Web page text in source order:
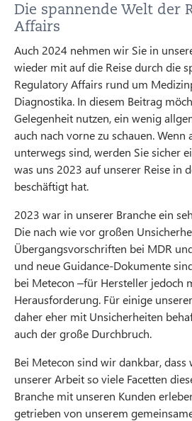
Die spannende Welt der
Affairs
Auch 2024 nehmen wir Sie in
wieder mit auf die Reise durch die
Regulatory Affairs rund um
Diagnostika. In diesem Beitrag
Gelegenheit nutzen, ein wenig
auch nach vorne zu schauen. Wenn
unterwegs sind, werden Sie sicher
was uns 2023 auf unserer Reise in
beschäftigt hat.
2023 war in unserer Branche ein
Die nach wie vor großen
Übergangsvorschriften bei MDR
und neue Guidance-Dokumente
bei Metecon –für Hersteller jedoch
Herausforderung. Für einige
daher eher mit Unsicherheiten
auch der große Durchbruch.
Bei Metecon sind wir dankbar, dass
unserer Arbeit so viele Facetten
Branche mit unseren Kunden
getrieben von unserem